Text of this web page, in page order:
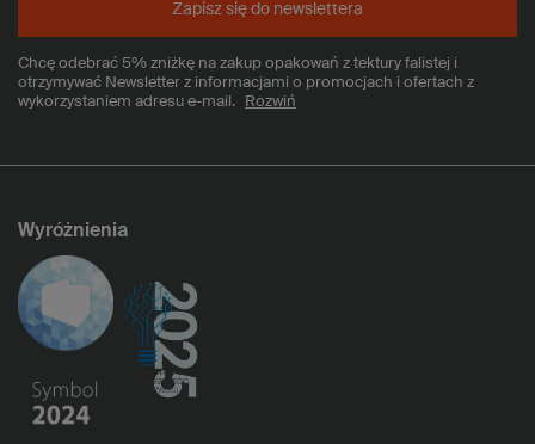
Chcę odebrać 5% zniżkę na zakup opakowań z tektury falistej i
otrzymywać Newsletter z informacjami o promocjach i ofertach z
wykorzystaniem adresu e-mail.
Rozwiń
Zapisz się do newslettera
Wyróżnienia